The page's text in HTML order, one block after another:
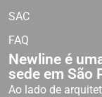
SAC
FAQ
Newline é
sede em São
Ao lado de